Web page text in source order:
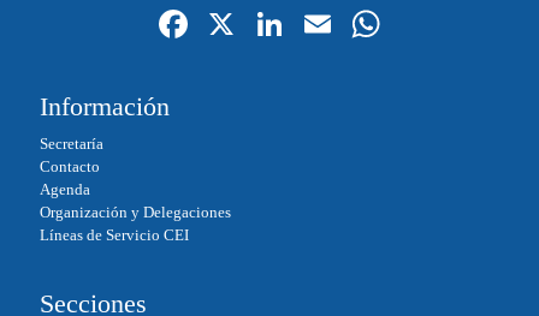
Fa
X
Li
E
Información
Secretaría
Contacto
Agenda
Organización y Delegaciones
Líneas de Servicio CEI
Secciones